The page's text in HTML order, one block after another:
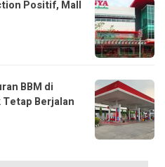
Positif, Mall
BBM di
Berjalan